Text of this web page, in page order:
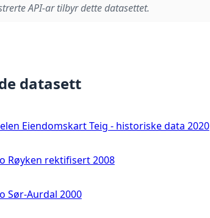
API-ar tilbyr dette datasettet.
datasett
Eiendomskart Teig - historiske data 2020
Røyken rektifisert 2008
Sør-Aurdal 2000